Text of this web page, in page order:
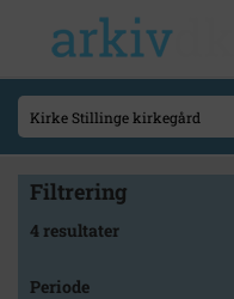
Filtrering
4 resultater
Periode